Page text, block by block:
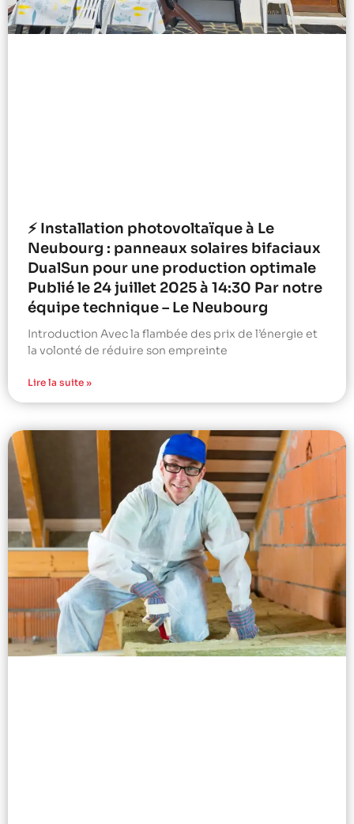
⚡ Installation photovoltaïque à Le
Neubourg : panneaux solaires bifaciaux
DualSun pour une production optimale
Publié le 24 juillet 2025 à 14:30 Par notre
équipe technique – Le Neubourg
Introduction Avec la flambée des prix de l’énergie et
la volonté de réduire son empreinte
Lire la suite »